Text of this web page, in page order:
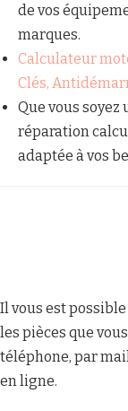
de vos
marques.
Calculateur
Clés,
Que vous
réparation
adaptée à vos
Il vous est
les pièces que
téléphone, par
en ligne.